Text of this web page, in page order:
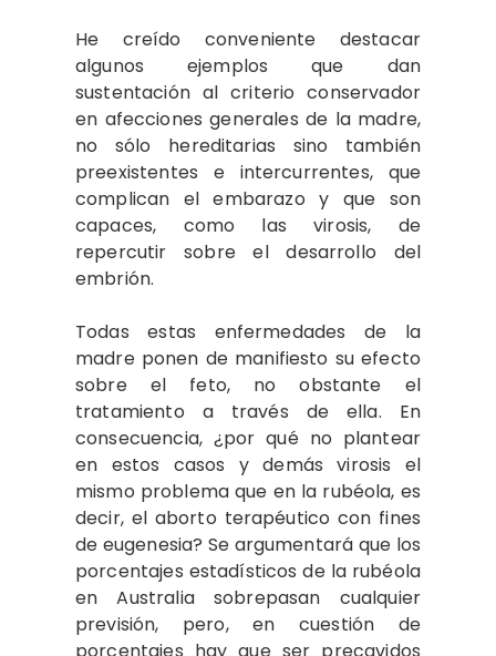
He creído conveniente destacar
algunos ejemplos que dan
sustentación al criterio conservador
en afecciones generales de la madre,
no sólo hereditarias sino también
preexistentes e intercurrentes, que
complican el embarazo y que son
capaces, como las virosis, de
repercutir sobre el desarrollo del
embrión.
Todas estas enfermedades de la
madre ponen de manifiesto su efecto
sobre el feto, no obstante el
tratamiento a través de ella. En
consecuencia, ¿por qué no plantear
en estos casos y demás virosis el
mismo problema que en la rubéola, es
decir, el aborto terapéutico con fines
de eugenesia? Se argumentará que los
porcentajes estadísticos de la rubéola
en Australia sobrepasan cualquier
previsión, pero, en cuestión de